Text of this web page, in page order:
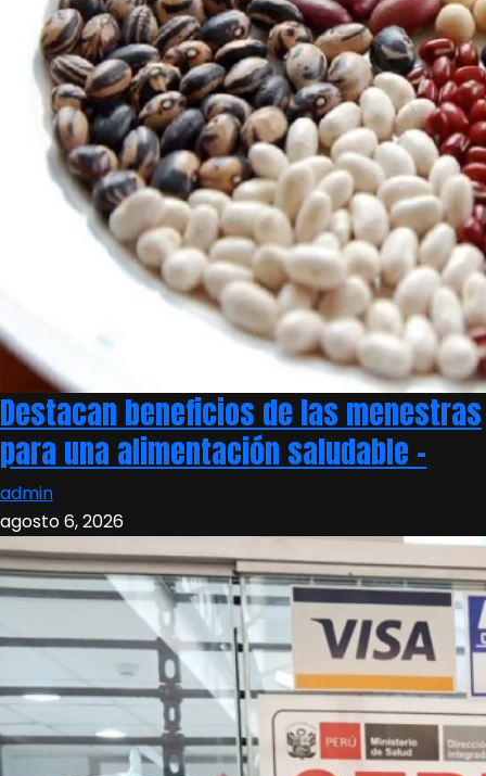
Destacan beneficios de las menestras
para una alimentación saludable –
admin
agosto 6, 2026